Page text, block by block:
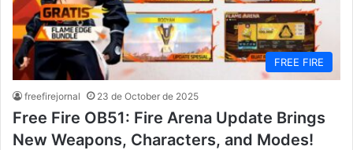
FREE FIRE
freefirejornal 23 de October de 2025
Free Fire OB51: Fire Arena Update Brings
New Weapons, Characters, and Modes!